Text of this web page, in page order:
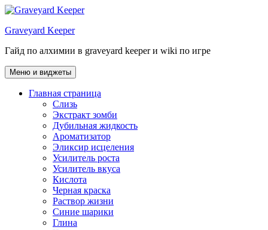
Перейти
содержимому
Graveyard Keeper
Гайд по алхимии в graveyard keeper и wiki по игре
Меню и виджеты
Главная страница
Слизь
Экстракт зомби
Дубильная жидкость
Ароматизатор
Эликсир исцеления
Усилитель роста
Усилитель вкуса
Кислота
Черная краска
Раствор жизни
Синие шарики
Глина